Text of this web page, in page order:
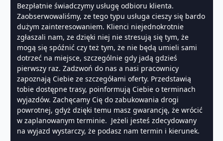
Bezpłatnie świadczymy usługę odbioru klienta.
Zaobserwowaliśmy, ze tego typu usługa cieszy się bardo
dużym zainteresowaniem. Klienci niejednokrotnie
zgłaszali nam, ze dzięki niej nie stresują się tym, że
mogą się spóźnić czy też tym, że nie będą umieli sami
dotrzeć na miejsce, szczególnie gdy jadą gdzieś
pierwszy raz. Zadzwoń do nas a nasi pracownicy
zapoznają Ciebie ze szczegółami oferty. Przedstawią
tobie dostępne trasy, poinformują Ciebie o terminach
wyjazdów. Zachęcamy Cię do zabukowania drogi
powrotnej, gdyż dzięki temu masz gwarancję, że wrócić
w zaplanowanym terminie. Jeżeli jesteś zdecydowany
na wyjazd wystarczy, że podasz nam termin i kierunek.